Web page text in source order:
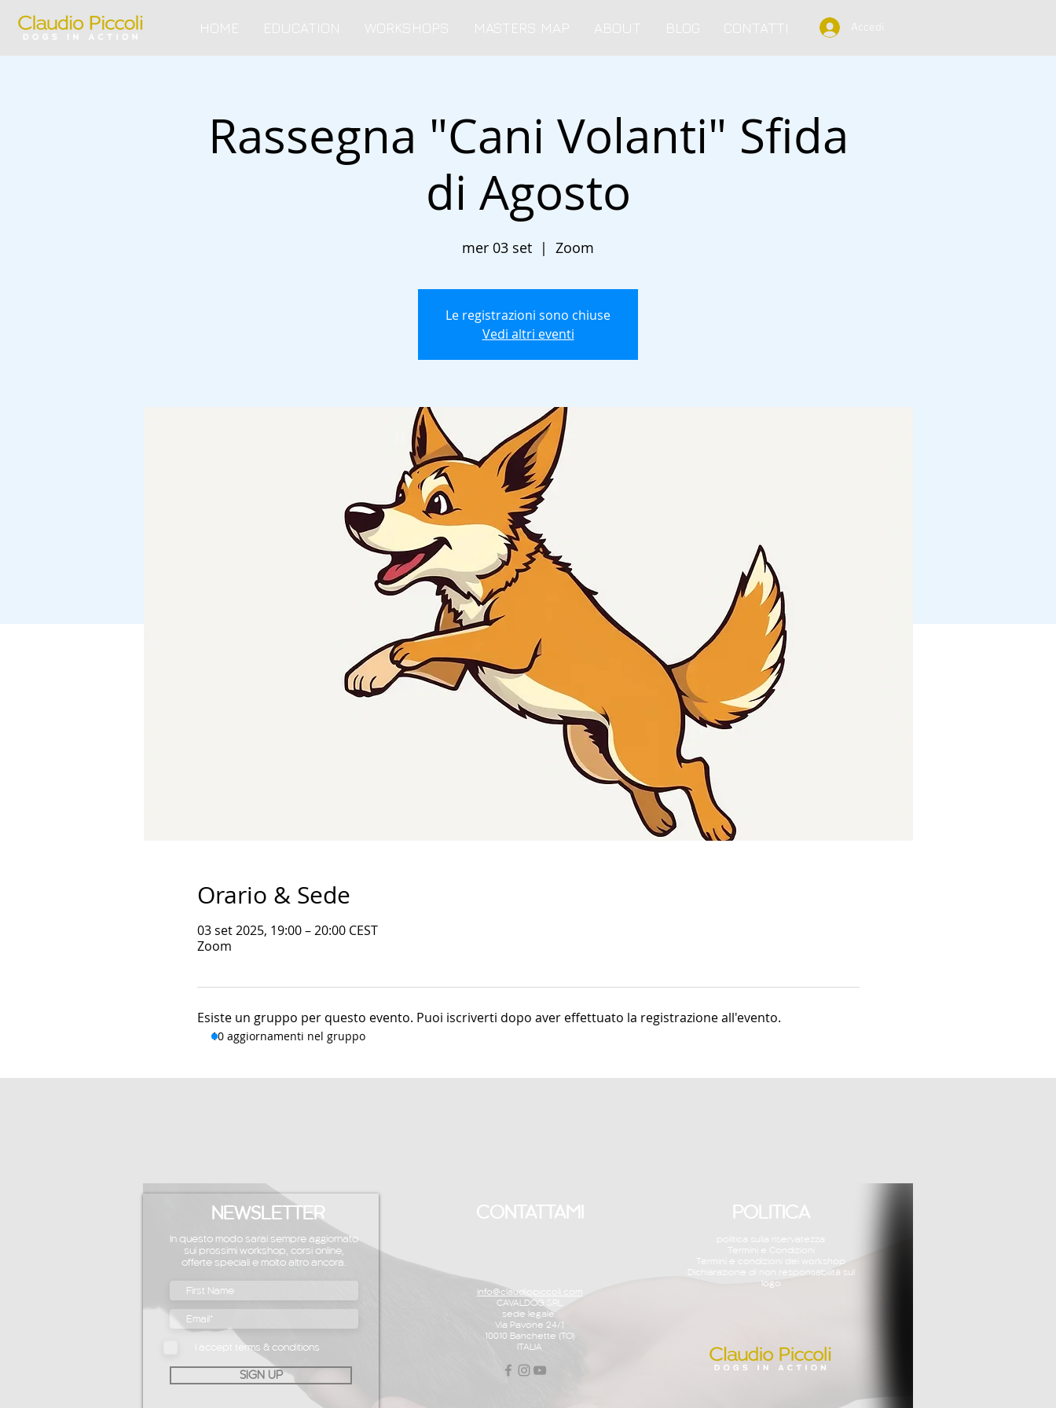
HOME EDUCATION WORKSHOPS MASTERS MAP ABOUT BLOG CONTATTI Accedi
Rassegna "Cani Volanti" Sfida
di Agosto
mer 03 set
  |
Zoom
Le registrazioni sono chiuse
Vedi altri eventi
Orario & Sede
03 set 2025, 19:00 – 20:00 CEST
Zoom
Esiste un gruppo per questo evento. Puoi iscriverti dopo aver effettuato la registrazione all'evento.
10 aggiornamenti nel gruppo
NEWSLETTER
In questo modo sarai sempre aggiornato
sui prossimi workshop, corsi online,
offerte speciali e molto altro ancora.
I accept terms & conditions
SIGN UP
CONTATTAMI
info@claudiopiccoli.com
CAVALDOG SRL
sede legale:
Via Pavone 24/1
10010 Banchette (TO)
ITALIA
POLITICA
politica sulla riservatezza
Termini e Condizioni
Termini e condizioni dei workshop
Dichiarazione di non responsabilità sul
logo